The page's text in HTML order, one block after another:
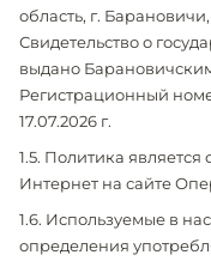
область, г.
Свидетельство о
выдано
Регистрационный
17.07.2026 г.
1.5. Политика
Интернет на сайте
1.6. Используемые в
определения